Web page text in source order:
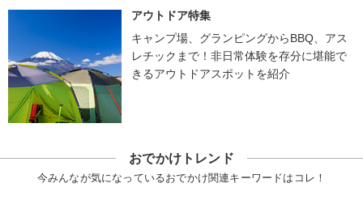
アウトドア特集
キャンプ場、グランピングからBBQ、アス
レチックまで！非日常体験を存分に堪能で
きるアウトドアスポットを紹介
おでかけトレンド
今みんなが気になっているおでかけ関連キーワードはコレ！